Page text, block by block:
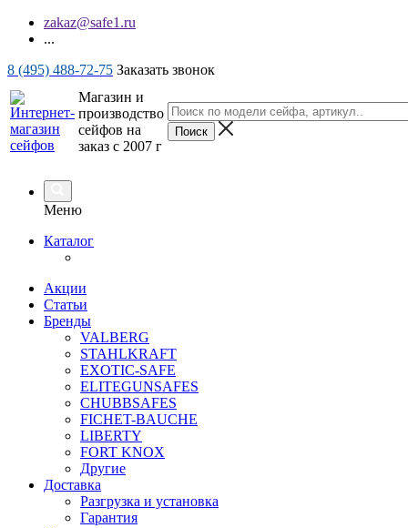
zakaz@safe1.ru
...
8 (495) 488-72-75 Заказать звонок
Магазин и
производство
сейфов на
заказ с 2007 г
Меню
Каталог
Акции
Статьи
Бренды
VALBERG
STAHLKRAFT
EXOTIC-SAFE
ELITEGUNSAFES
CHUBBSAFES
FICHET-BAUCHE
LIBERTY
FORT KNOX
Другие
Доставка
Разгрузка и установка
Гарантия